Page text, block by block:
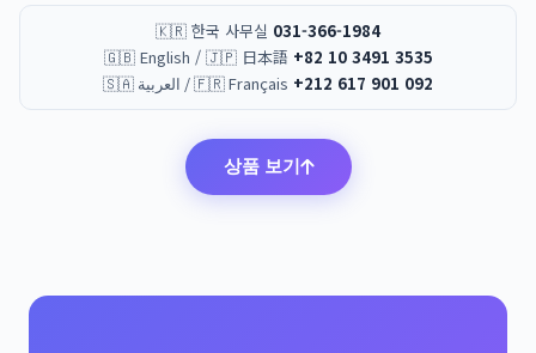
🇰🇷 한국 사무실 031-366-1984
🇬🇧 English / 🇯🇵 日本語 +82 10 3491 3535
🇸🇦 العربية / 🇫🇷 Français +212 617 901 092
상품 보기